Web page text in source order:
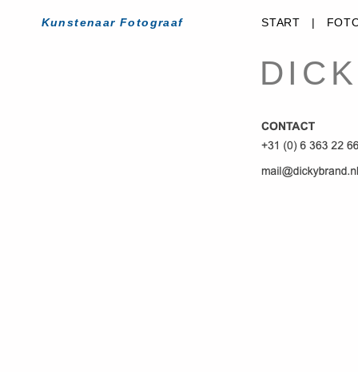
kunstenaar fotograaf
Kunstenaar Fotograaf START |